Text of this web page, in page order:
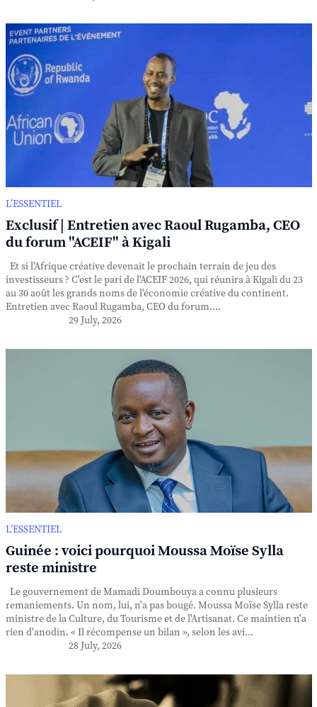
L’ESSENTIEL
Exclusif | Entretien avec Raoul Rugamba, CEO
du forum "ACEIF" à Kigali
Et si l'Afrique créative devenait le prochain terrain de jeu des
investisseurs ? C'est le pari de l'ACEIF 2026, qui réunira à Kigali du 23
au 30 août les grands noms de l'économie créative du continent.
Entretien avec Raoul Rugamba, CEO du forum....
29 July, 2026
L’ESSENTIEL
Guinée : voici pourquoi Moussa Moïse Sylla
reste ministre
Le gouvernement de Mamadi Doumbouya a connu plusieurs
remaniements. Un nom, lui, n'a pas bougé. Moussa Moïse Sylla reste
ministre de la Culture, du Tourisme et de l'Artisanat. Ce maintien n'a
rien d'anodin. « Il récompense un bilan », selon les avi...
28 July, 2026